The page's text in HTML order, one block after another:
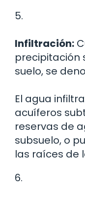
5.
Infiltración:
precipitación
suelo, se
El agua
acuíferos
reservas de
subsuelo, o
las raíces de
6.